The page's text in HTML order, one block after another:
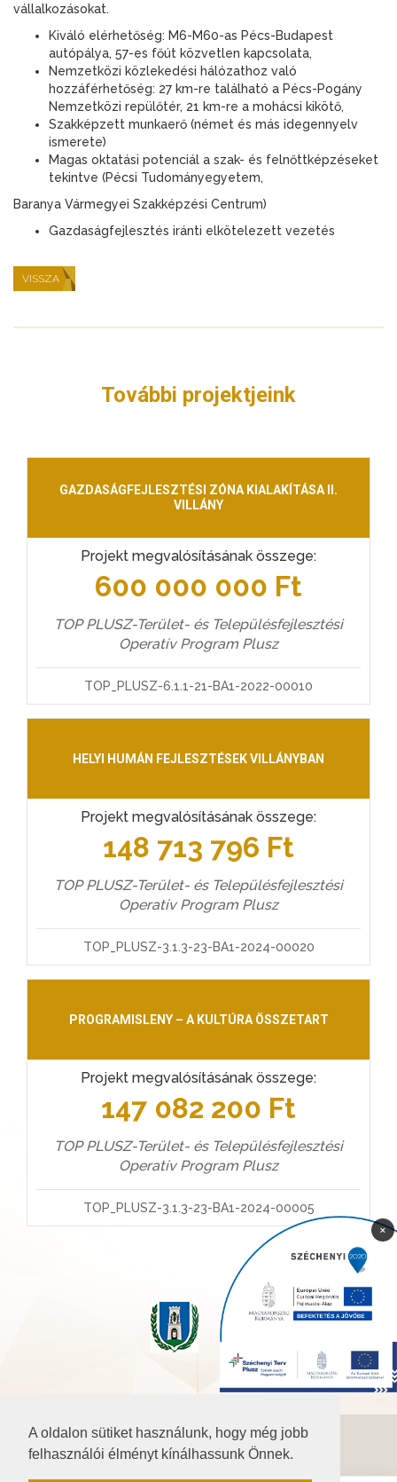
A oldalon sütiket használunk, hogy még jobb
felhasználói élményt kínálhassunk Önnek.
vállalkozásokat.
Kiváló elérhetőség: M6-M60-as Pécs-Budapest
autópálya, 57-es főút közvetlen kapcsolata,
Nemzetközi közlekedési hálózathoz való
hozzáférhetőség: 27 km-re található a Pécs-Pogány
Nemzetközi repülőtér, 21 km-re a mohácsi kikötő,
Szakképzett munkaerő (német és más idegennyelv
ismerete)
Magas oktatási potenciál a szak- és felnőttképzéseket
tekintve (Pécsi Tudományegyetem,
Baranya Vármegyei Szakképzési Centrum)
Gazdaságfejlesztés iránti elkötelezett vezetés
VISSZA
További projektjeink
GAZDASÁGFEJLESZTÉSI ZÓNA KIALAKÍTÁSA II.
VILLÁNY
Projekt megvalósításának összege:
600 000 000 Ft
TOP PLUSZ-Terület- és Településfejlesztési
Operatív Program Plusz
TOP_PLUSZ-6.1.1-21-BA1-2022-00010
HELYI HUMÁN FEJLESZTÉSEK VILLÁNYBAN
Projekt megvalósításának összege:
148 713 796 Ft
TOP PLUSZ-Terület- és Településfejlesztési
Operatív Program Plusz
TOP_PLUSZ-3.1.3-23-BA1-2024-00020
PROGRAMISLENY – A KULTÚRA ÖSSZETART
Projekt megvalósításának összege:
147 082 200 Ft
TOP PLUSZ-Terület- és Településfejlesztési
Operatív Program Plusz
TOP_PLUSZ-3.1.3-23-BA1-2024-00005
©2026 Baranya.hu
Akadálymentesítési nyilatkozat
×